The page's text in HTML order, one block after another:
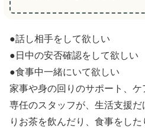
●話し相手をして欲しい
●日中の安否確認をして欲しい
●食事中一緒にいて欲しい
家事や身の回りのサポート、
専任のスタッフが、生活支援だ
りお茶を飲んだり、食事をし